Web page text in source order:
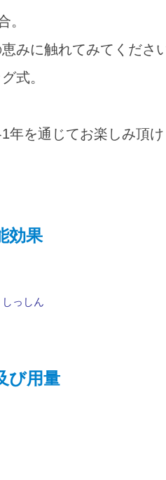
。
みに触れてみてくださ
式。
年を通じてお楽しみ頂
効果
っしん
び用量